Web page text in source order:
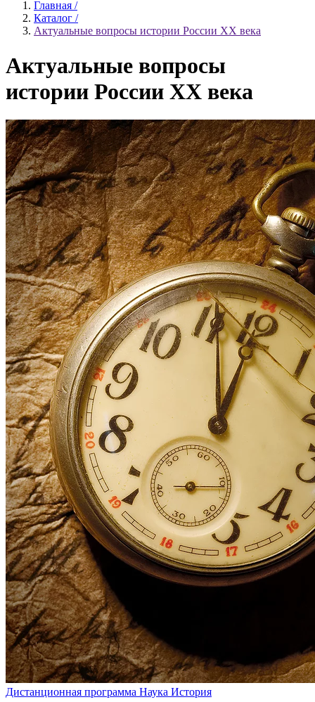
Главная /
Каталог /
Актуальные вопросы истории России XX века
Актуальные вопросы
истории России XX века
Дистанционная программа Наука История